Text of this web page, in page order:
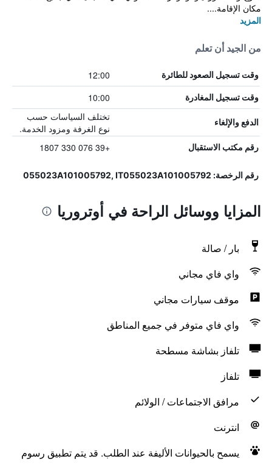
مكان الإقامة....
المزيد
من الجيد أن تعلم
وقت تسجيل الصعود للطائرة 12:00
وقت تسجيل المغادرة 10:00
الدفع والإلغاء
تختلف السياسات حسب
نوع الغرفة ومزود الخدمة.
رقم مكتب الاستقبال +39 076 330 1807
رقم الرخصة: 055023A101005792, IT055023A101005792
المزايا ووسائل الراحة في أوتروريا
بار / صالة
واي فاي مجاني
موقف سيارات مجاني
واي فاي متوفر في جميع المناطق
تلفاز بشاشة مسطحة
تلفاز
مرافق الاجتماعات / الولائم
انترنت
يسمح بالحيوانات الأليفة عند الطلب. قد يتم تطبيق رسوم